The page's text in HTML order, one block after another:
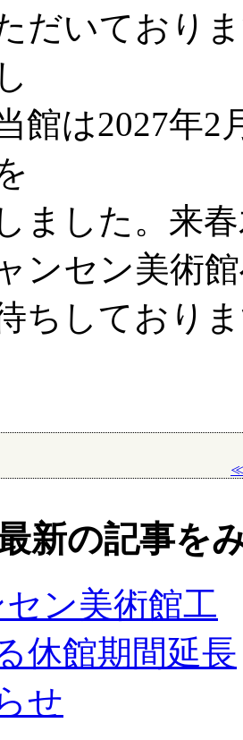
だいており
館は2027年
ました。来
ンセン美術
ちしており
新の記事を